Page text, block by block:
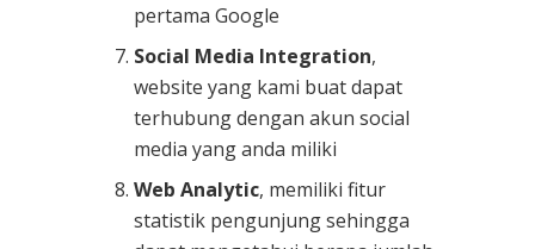
pertama Google
Social Media Integration,
website yang kami buat dapat
terhubung dengan akun social
media yang anda miliki
Web Analytic, memiliki fitur
statistik pengunjung sehingga